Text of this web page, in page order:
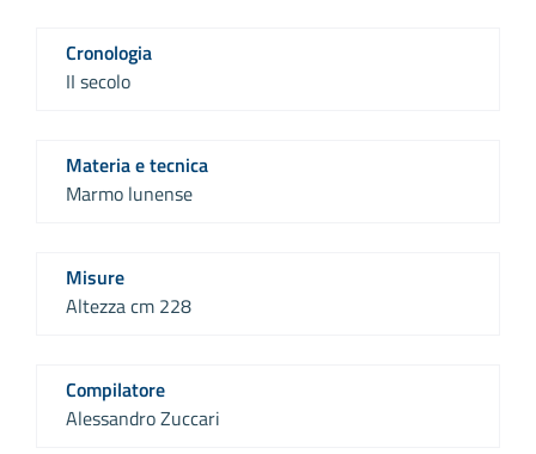
Cronologia
II secolo
Materia e tecnica
Marmo lunense
Misure
Altezza cm 228
Compilatore
Alessandro Zuccari